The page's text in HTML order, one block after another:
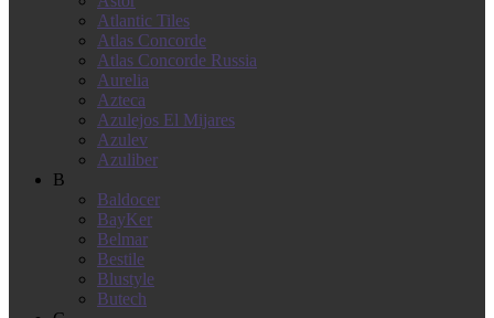
Atlantic Tiles
Atlas Concorde
Atlas Concorde Russia
Aurelia
Azteca
Azulejos El Mijares
Azulev
Azuliber
B
Baldocer
BayKer
Belmar
Bestile
Blustyle
Butech